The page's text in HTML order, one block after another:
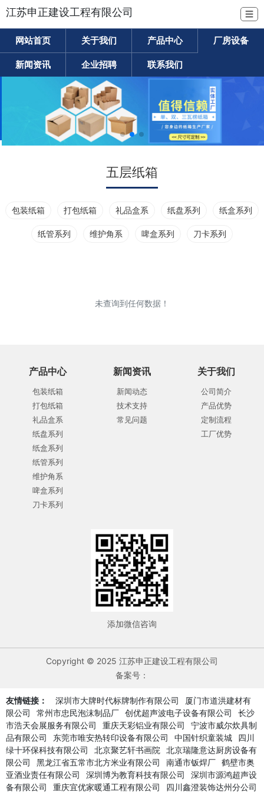
江苏申正建设工程有限公司 ☰
网站首页 关于我们 产品中心 厂房设备
新闻资讯 企业招聘 联系我们
五层纸箱
包装纸箱 打包纸箱 礼品盒系 纸盘系列 纸盒系列
纸管系列 维护角系 啤盒系列 刀卡系列
未查询到任何数据！
产品中心
包装纸箱
打包纸箱
礼品盒系
纸盘系列
纸盒系列
纸管系列
维护角系
啤盒系列
刀卡系列
新闻资讯
新闻动态
技术支持
常见问题
关于我们
公司简介
产品优势
定制流程
工厂优势
添加微信咨询
Copyright © 2025 江苏申正建设工程有限公司
备案号：
友情链接： 深圳市大牌时代标牌制作有限公司
厦门市道洪建材有
限公司
常州市忠民泡沫制品厂 创优超声波电子设备有限公司
长沙
市浩天会展服务有限公司
重庆天彩铝业有限公司
宁波市威尔炊具制
品有限公司
东莞市唯安热转印设备有限公司 中国针织童装城
四川
绿十环保科技有限公司
北京聚艺轩书画院
北京瑞隆意达厨房设备有
限公司
黑龙江省五常市北方米业有限公司 南通市钣焊厂 鹤壁市奥
亚酒业责任有限公司
深圳博为教育科技有限公司
深圳市源鸿超声设
备有限公司
重庆宜优家暖通工程有限公司 四川鑫澄装饰达州分公司